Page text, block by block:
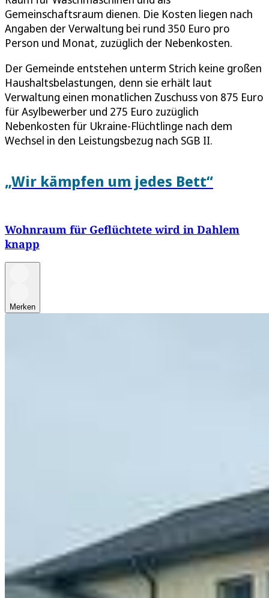
Gemeinschaftsraum dienen. Die Kosten liegen nach
Angaben der Verwaltung bei rund 350 Euro pro
Person und Monat, zuzüglich der Nebenkosten.
Der Gemeinde entstehen unterm Strich keine großen
Haushaltsbelastungen, denn sie erhält laut
Verwaltung einen monatlichen Zuschuss von 875 Euro
für Asylbewerber und 275 Euro zuzüglich
Nebenkosten für Ukraine-Flüchtlinge nach dem
Wechsel in den Leistungsbezug nach SGB II.
„Wir kämpfen um jedes Bett“
Wohnraum für Geflüchtete wird in Dahlem
knapp
Merken